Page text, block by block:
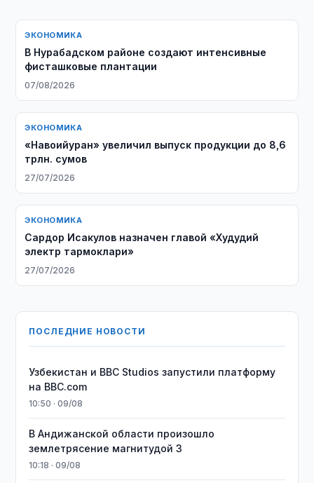
ЭКОНОМИКА
В Нурабадском районе создают интенсивные
фисташковые плантации
07/08/2026
ЭКОНОМИКА
«Навоийуран» увеличил выпуск продукции до 8,6
трлн. сумов
27/07/2026
ЭКОНОМИКА
Сардор Исакулов назначен главой «Худудий
электр тармоклари»
27/07/2026
ПОСЛЕДНИЕ НОВОСТИ
Узбекистан и BBC Studios запустили платформу
на BBC.com
10:50 · 09/08
В Андижанской области произошло
землетрясение магнитудой 3
10:18 · 09/08